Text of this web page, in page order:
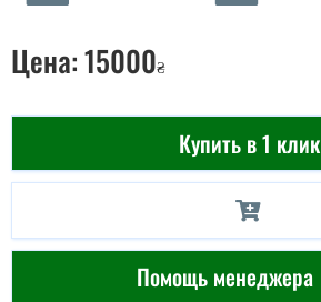
Цена:15000₴
Купить в 1 клик
Помощь менеджера